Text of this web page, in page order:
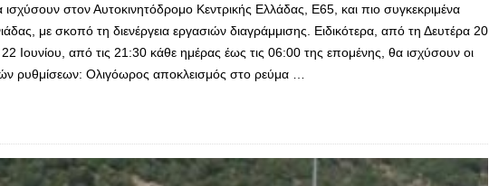
ισχύσουν στον Αυτοκινητόδρομο Κεντρικής Ελλάδας, Ε65, και πιο συγκεκριμένα
με σκοπό τη διενέργεια εργασιών διαγράμμισης. Ειδικότερα, από τη Δευτέρα 20
22 Ιουνίου, από τις 21:30 κάθε ημέρας έως τις 06:00 της επομένης, θα ισχύσουν οι
ρυθμίσεων: Ολιγόωρος αποκλεισμός στο ρεύμα …